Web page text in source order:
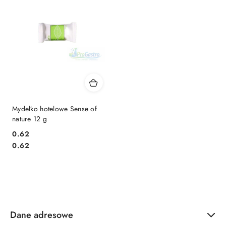
Mydełko hotelowe Sense of
nature 12 g
Cena:
0.62
Cena:
0.62
Dane adresowe